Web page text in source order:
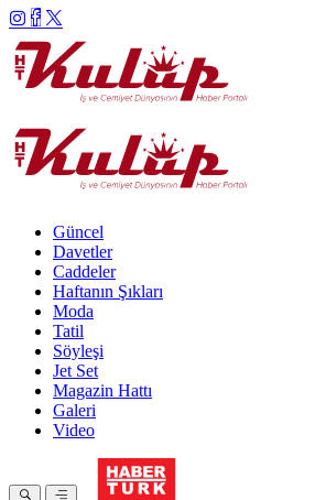
Güncel
Davetler
Caddeler
Haftanın Şıkları
Moda
Tatil
Söyleşi
Jet Set
Magazin Hattı
Galeri
Video